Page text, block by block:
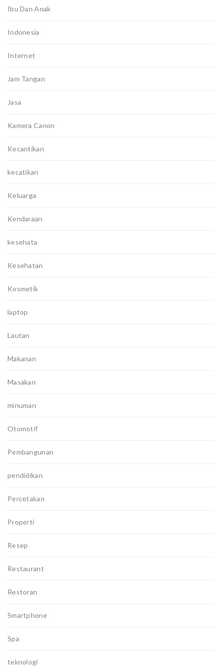
Ibu Dan Anak
Indonesia
Internet
Jam Tangan
Jasa
Kamera Canon
Kecantikan
kecatikan
Keluarga
Kendaraan
kesehata
Kesehatan
Kosmetik
laptop
Lautan
Makanan
Masakan
minuman
Otomotif
Pembangunan
pendidikan
Percetakan
Properti
Resep
Restaurant
Restoran
Smartphone
Spa
teknologi